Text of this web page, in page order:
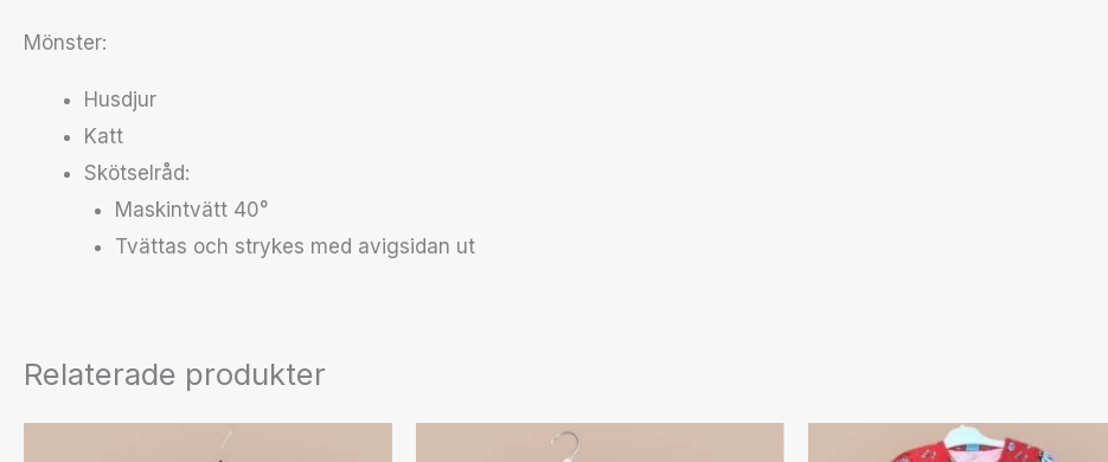
Mönster:
Husdjur
Katt
Skötselråd:
Maskintvätt 40°
Tvättas och strykes med avigsidan ut
Relaterade produkter
Den